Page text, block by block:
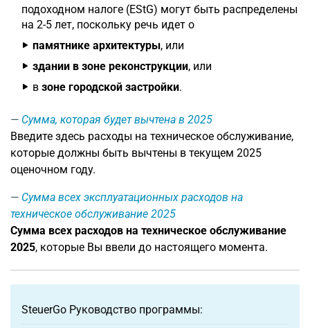
подоходном налоге (EStG) могут быть распределены
на 2-5 лет, поскольку речь идет о
памятнике архитектуры, или
здании в зоне реконструкции, или
в зоне городской застройки.
Сумма, которая будет вычтена в 2025
Введите здесь расходы на техническое обслуживание,
которые должны быть вычтены в текущем 2025
оценочном году.
Сумма всех эксплуатационных расходов на
техническое обслуживание 2025
Сумма всех расходов на техническое обслуживание
2025, которые Вы ввели до настоящего момента.
SteuerGo Руководство программы: